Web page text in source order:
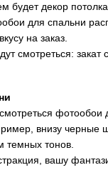
декор потолка
для спальни
на заказ.
смотреться:
фотообои
внизу
темных тонов.
вашу